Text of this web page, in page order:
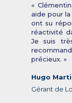
«
aide pour
ont su
réactivité
Je suis
précieux. »
Hugo
Gérant de